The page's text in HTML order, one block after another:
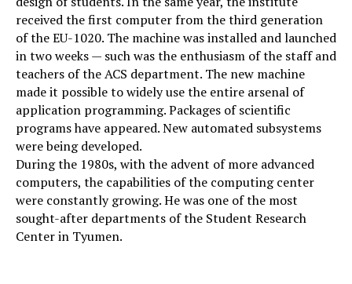
received the first computer from the third generation
of the EU-1020. The machine was installed and launched
in two weeks — such was the enthusiasm of the staff and
teachers of the ACS department. The new machine
made it possible to widely use the entire arsenal of
application programming. Packages of scientific
programs have appeared. New automated subsystems
were being developed.
During the 1980s, with the advent of more advanced
computers, the capabilities of the computing center
were constantly growing. He was one of the most
sought-after departments of the Student Research
Center in Tyumen.